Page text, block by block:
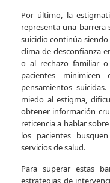
Por último, la
representa una barrera
suicidio continúa
clima de desconfianza
o al rechazo familiar
pacientes
pensamientos
miedo al estigma,
obtener información
reticencia a hablar
los pacientes
servicios de salud.
Para superar estas
estrategias de